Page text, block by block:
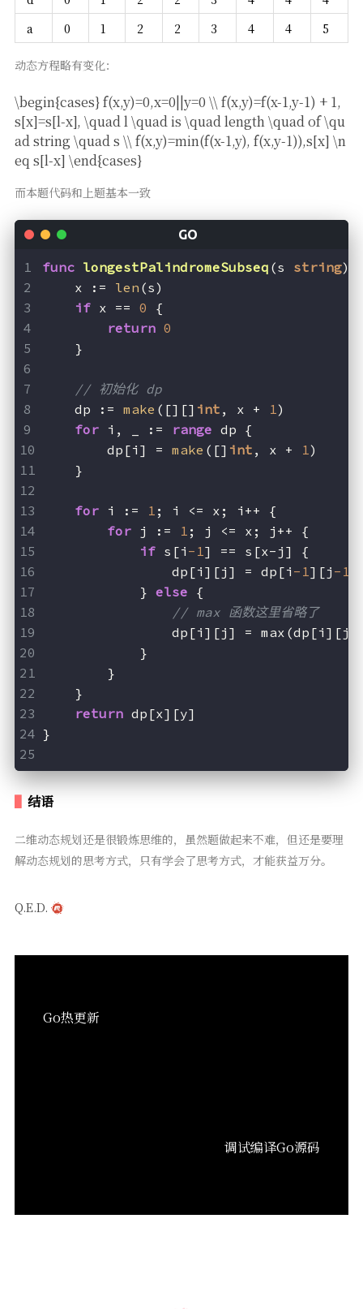
a
0 1 2 2 3 4 4 5
动态方程略有变化：
\begin{cases} f(x,y)=0,x=0||y=0 \\ f(x,y)=f(x-1,y-1) + 1,
s[x]=s[l-x], \quad l \quad is \quad length \quad of \qu
ad string \quad s \\ f(x,y)=min(f(x-1,y), f(x,y-1)),s[x] \n
eq s[l-x] \end{cases}
而本题代码和上题基本一致
func longestPalindromeSubseq (s string)
    x :=
len (s)
if x == 0 {
return 0
    }
// 初始化 dp
    dp :=
make ([][] int , x + 1)
for i, _ := range dp {
        dp[i] =
make ([] int , x + 1)
    }
for i := 1 ; i <= x; i++ {
for j := 1 ; j <= x; j++ {
if s[i -1] == s[x-j] {
                dp[i][j] = dp[i
-1][j -1
            }
else {
// max 函数这里省略了
                dp[i][j] = max(dp[i][j
            }
        }
    }
return dp[x][y]
}
结语
二维动态规划还是很锻炼思维的，虽然题做起来不难，但还是要理
解动态规划的思考方式，只有学会了思考方式，才能获益万分。
Q.E.D.
Go热更新
调试编译Go源码